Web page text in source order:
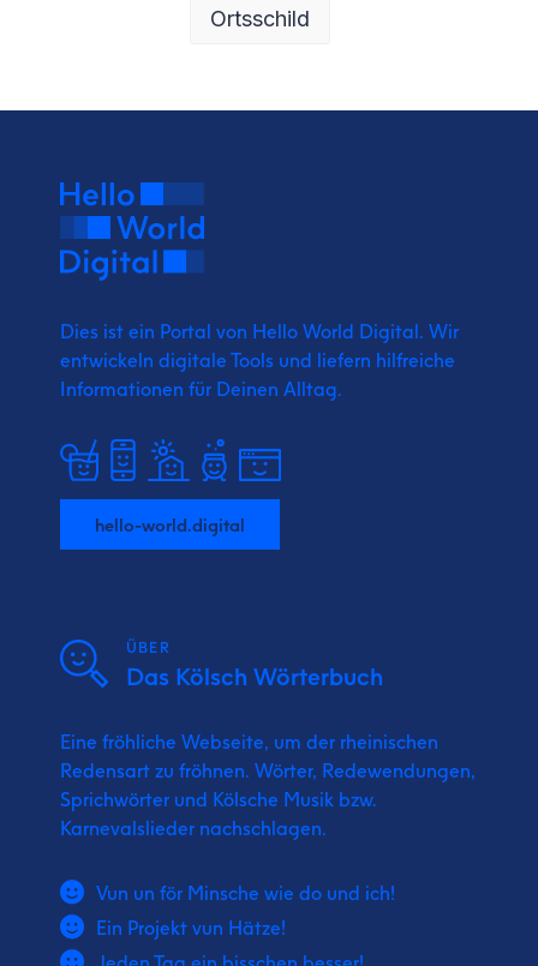
Ortsschild
Dies ist ein Portal von Hello World Digital. Wir
entwickeln digitale Tools und liefern hilfreiche
Informationen für Deinen Alltag.
hello-world.digital
ÜBER
Das Kölsch Wörterbuch
Eine fröhliche Webseite, um der rheinischen
Redensart zu fröhnen. Wörter, Redewendungen,
Sprichwörter und Kölsche Musik bzw.
Karnevalslieder nachschlagen.
Vun un för Minsche wie do und ich!
Ein Projekt vun Hätze!